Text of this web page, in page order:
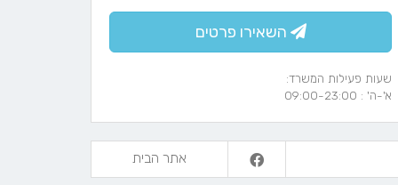
השאירו פרטים
שעות פעילות המשרד:
א'-ה' : 09:00-23:00
אתר הבית